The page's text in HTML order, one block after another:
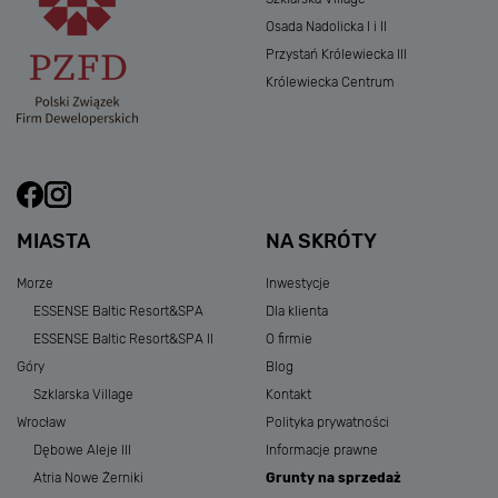
Osada Nadolicka I i II
Przystań Królewiecka III
Królewiecka Centrum
MIASTA
Morze
ESSENSE Baltic Resort&SPA
ESSENSE Baltic Resort&SPA II
Góry
Szklarska Village
Wrocław
Dębowe Aleje III
Atria Nowe Żerniki
NA SKRÓTY
Inwestycje
Dla klienta
O firmie
Blog
Kontakt
Polityka prywatności
Informacje prawne
Grunty na sprzedaż